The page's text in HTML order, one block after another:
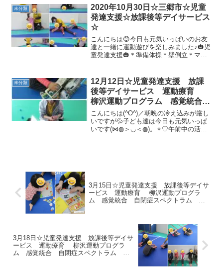
素早く動くことができました🐍🐓☆トラ
ンポリン/バランスボール...
未分類
2020年10月30日☆三郷市☆児童
発達支援☆放課後等デイサービス
☆
こんにちは😊今日も元気いっぱいのお友
達と一緒に運動遊びを楽しみました♪🎃児
童発達支援🎃＊準備体操＊壁倒立＊マラ
ッドバランスが必要になってくる運動遊
びです！！み...
未分類
12月12日☆児童発達支援 放課
後等デイサービス 運動療育
柳沢運動プログラム 感覚統合
自閉症 発達障害 埼玉県 三郷
市 吉川市 八潮市 気になる
子
こんにちは(^O^)／朝晩の冷え込みが厳し
いですが💦子ども達は今日も元気いっぱ
いです(⋈◍＞◡＜◍)。✧♡午前中の活動
3月15日☆児童発達支援 放課後等デイサ
ービス 運動療育 柳沢運動プログラ
ム 感覚統合 自閉症スペクトラム Ａ
3月18日☆児童発達支援 放課後等デイサ
ービス 運動療育 柳沢運動プログラ
ム 感覚統合 自閉症スペクトラム Ａ